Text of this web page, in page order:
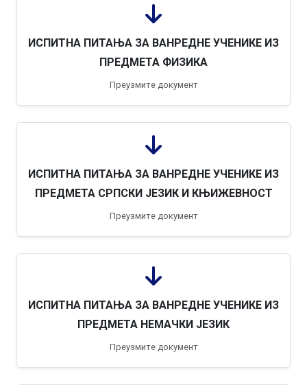
ИСПИТНА ПИТАЊА ЗА ВАНРЕДНЕ УЧЕНИКЕ ИЗ
ПРЕДМЕТА ФИЗИКА
Преузмите документ
ИСПИТНА ПИТАЊА ЗА ВАНРЕДНЕ УЧЕНИКЕ ИЗ
ПРЕДМЕТА СРПСКИ ЈЕЗИК И КЊИЖЕВНОСТ
Преузмите документ
ИСПИТНА ПИТАЊА ЗА ВАНРЕДНЕ УЧЕНИКЕ ИЗ
ПРЕДМЕТА НЕМАЧКИ ЈЕЗИК
Преузмите документ